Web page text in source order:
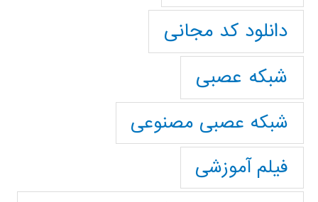
دانلود کد مجانی
شبکه عصبی
شبکه عصبی مصنوعی
فیلم آموزشی